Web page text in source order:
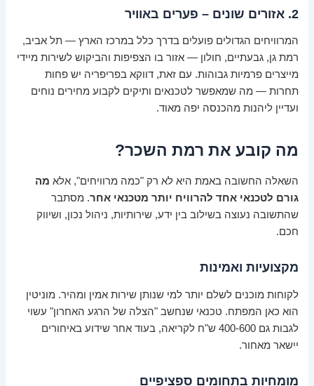
2. אזורים שונים – פערים באוויר
המרוויחים הגדולים פועלים בדרך כלל במרכז הארץ — תל אביב,
רמת גן, גבעתיים, חולון — אזור בו הצפיפות והביקוש לשירות מיידי
מייצרים פרמיות גבוהות. עם זאת, דווקא בפריפריה יש פחות
תחרות — מה שמאפשר לטכנאים ותיקים לקבוע מחירים נוחים
ועדיין ליהנות מהכנסה יפה מאוד.
מה קובע את רמת השכר?
השאלה החשובה באמת היא לא רק "כמה מרוויחים", אלא מה
גורם לטכנאי אחד להרוויח יותר מטכנאי אחר. מסתבר
שהתשובה נעוצה בשילוב בין ידע, שירותיות, ניהול נכון, ושיווק
חכם.
מקצועיות ואמינות
לקוחות מוכנים לשלם יותר למי שנותן שירות אמין ומהיר. מוניטין
הוא כאן המפתח. טכנאי שנחשב "הצלה של הרגע האחרון" עשוי
לגבות גם 400-600 ש"ח לקריאה, בעוד אחר שידוע באיחורים
יישאר מאחור.
מומחיות בתחומים ספציפיים